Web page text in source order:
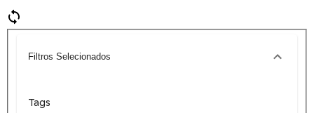
Filtros Selecionados
Tags